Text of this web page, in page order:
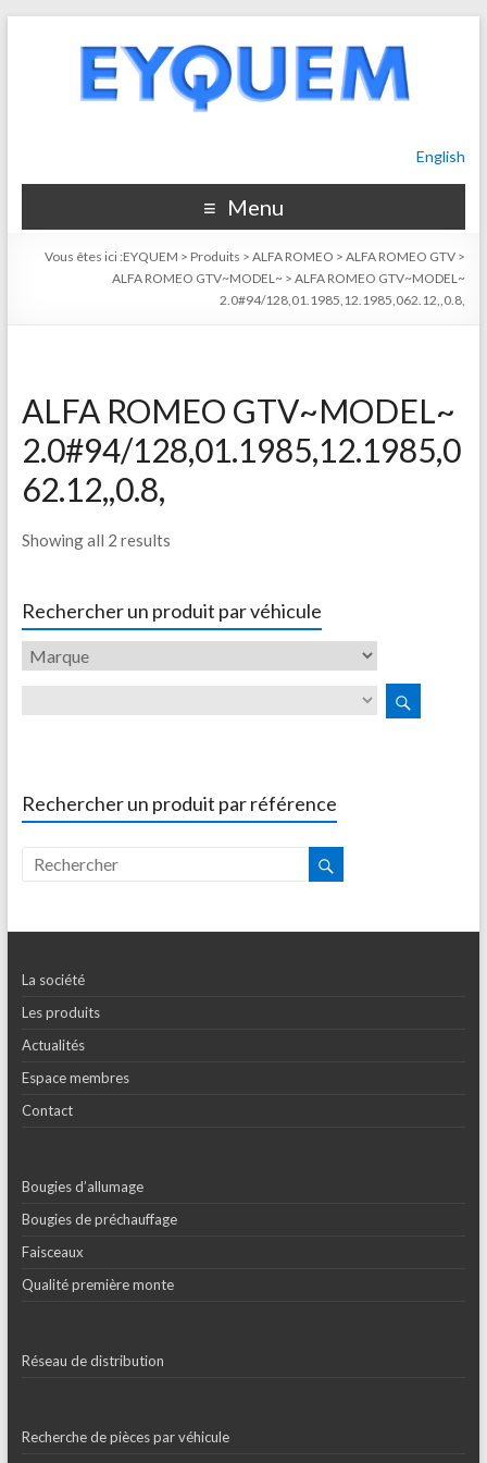
English
Menu
Vous êtes ici :EYQUEM > Produits >ALFA ROMEO >ALFA ROMEO GTV >
ALFA ROMEO GTV~MODEL~ >ALFA ROMEO GTV~MODEL~
2.0#94/128,01.1985,12.1985,062.12,,0.8,
ALFA ROMEO GTV~MODEL~
2.0#94/128,01.1985,12.1985,0
62.12,,0.8,
Showing all 2 results
Rechercher un produit par véhicule
Rechercher un produit par référence
La société
Les produits
Actualités
Espace membres
Contact
Bougies d’allumage
Bougies de préchauffage
Faisceaux
Qualité première monte
Réseau de distribution
Recherche de pièces par véhicule